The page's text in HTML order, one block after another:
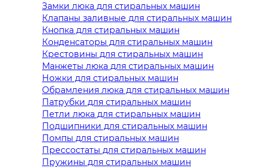
Замки люка для стиральных машин
Клапаны заливные для стиральных машин
Кнопка для стиральных машин
Конденсаторы для стиральных машин
Крестовины для стиральных машин
Манжеты люка для стиральных машин
Ножки для стиральных машин
Обрамления люка для стиральных машин
Патрубки для стиральных машин
Петли люка для стиральных машин
Подшипники для стиральных машин
Помпы для стиральных машин
Прессостаты для стиральных машин
Пружины для стиральных машин